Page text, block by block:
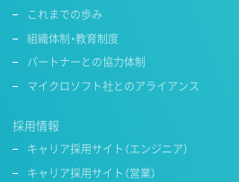
これまでの歩み
組織体制・教育制度
パートナーとの協力体制
マイクロソフト社とのアライアンス
採用情報
キャリア採用サイト（エンジニア）
キャリア採用サイト（営業）